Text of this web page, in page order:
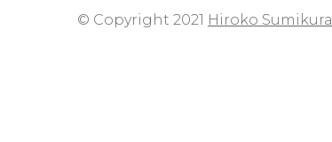
© Copyright 2021 Hiroko Sumikura